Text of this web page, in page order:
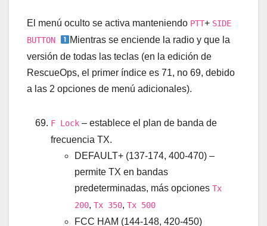
El menú oculto se activa manteniendo PTT+ SIDE
BUTTON
Mientras se enciende la radio y que la
versión de todas las teclas (en la edición de
RescueOps, el primer índice es 71, no 69, debido
a las 2 opciones de menú adicionales).
F Lock – establece el plan de banda de
frecuencia TX.
DEFAULT+ (137-174, 400-470) –
permite TX en bandas
predeterminadas, más opciones Tx
200, Tx 350, Tx 500
FCC HAM (144-148, 420-450)